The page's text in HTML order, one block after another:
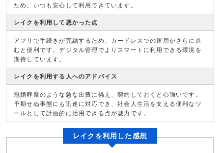
ため、いつも安心して利用できています。
レイクを利用して悪かった点
アプリで手続きが完結するため、カードレスでの運用がさらに進
むと便利です。デジタル管理でよりスマートに利用できる環境を
期待しています。
レイクを利用する人へのアドバイス
冠婚葬祭のような急な出費に備え、契約しておくと心強いです。
予期せぬ事態にも迅速に対応でき、社会人生活を支える便利なツ
ールとして計画的に活用できる点が魅力です。
レイクを利用した感想